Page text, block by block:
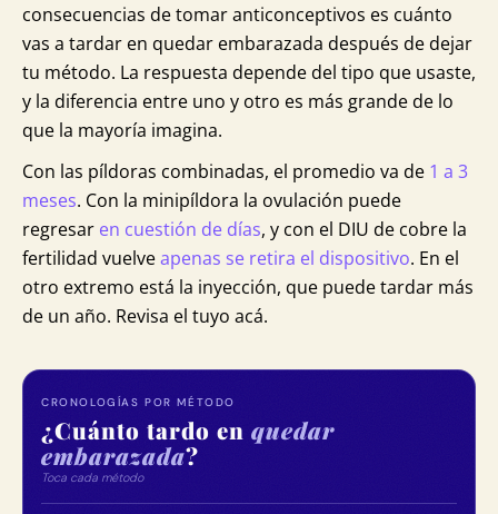
consecuencias de tomar anticonceptivos es cuánto
vas a tardar en quedar embarazada después de dejar
tu método. La respuesta depende del tipo que usaste,
y la diferencia entre uno y otro es más grande de lo
que la mayoría imagina.
Con las píldoras combinadas, el promedio va de 1 a 3
meses. Con la minipíldora la ovulación puede
regresar en cuestión de días, y con el DIU de cobre la
fertilidad vuelveapenas se retira el dispositivo. En el
otro extremo está la inyección, que puede tardar más
de un año. Revisa el tuyo acá.
CRONOLOGÍAS POR MÉTODO
¿Cuánto tardo enquedar
embarazada?
Toca cada método